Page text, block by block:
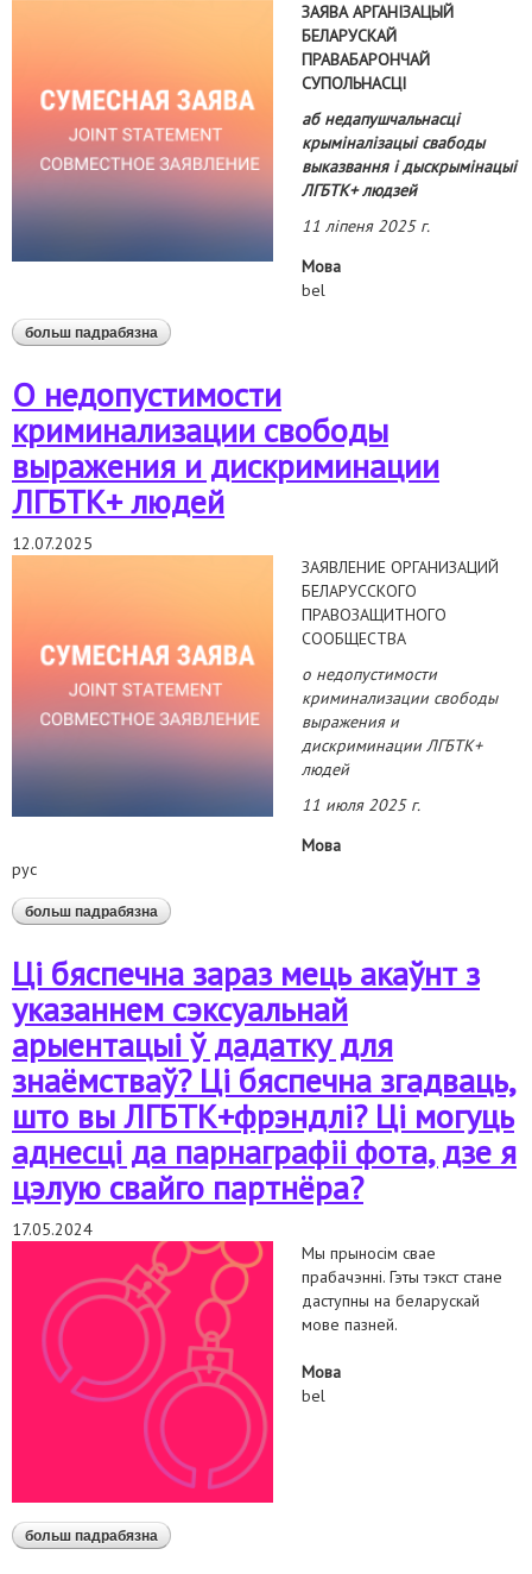
ЗАЯВА АРГАНІЗАЦЫЙ
БЕЛАРУСКАЙ
ПРАВАБАРОНЧАЙ
СУПОЛЬНАСЦІ
аб недапушчальнасці
крыміналізацыі свабоды
выказвання і дыскрымінацыі
ЛГБТК+ людзей
11 ліпеня 2025 г.
Мова
bel
больш падрабязна аб аб недапушчальнасці крыміналізацыі свабоды
выказвання і дыскрымінацыі лгбтк+ людзей
О недопустимости
криминализации свободы
выражения и дискриминации
ЛГБТК+ людей
12.07.2025
ЗАЯВЛЕНИЕ ОРГАНИЗАЦИЙ
БЕЛАРУССКОГО
ПРАВОЗАЩИТНОГО
СООБЩЕСТВА
о недопустимости
криминализации свободы
выражения и
дискриминации ЛГБТК+
людей
11 июля 2025 г.
Мова
рус
больш падрабязна аб о недопустимости криминализации свободы
выражения и дискриминации лгбтк+ людей
Ці бяспечна зараз мець акаўнт з
указаннем сэксуальнай
арыентацыі ў дадатку для
знаёмстваў? Ці бяспечна згадваць,
што вы ЛГБТК+фрэндлі? Ці могуць
аднесці да парнаграфіі фота, дзе я
цэлую свайго партнёра?
17.05.2024
Мы прыносім свае
прабачэнні. Гэты тэкст стане
даступны на беларускай
мове пазней.
Мова
bel
больш падрабязна аб ці бяспечна зараз мець акаўнт з указаннем
сэксуальнай арыентацыі ў дадатку для